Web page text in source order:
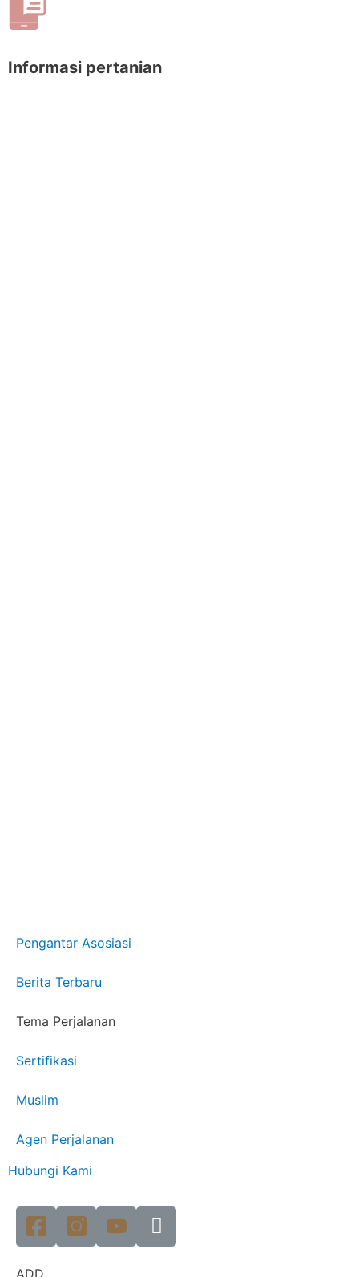
Informasi pertanian
Pengantar Asosiasi
Berita Terbaru
Tema Perjalanan
Sertifikasi
Muslim
Agen Perjalanan
Hubungi Kami
ADD